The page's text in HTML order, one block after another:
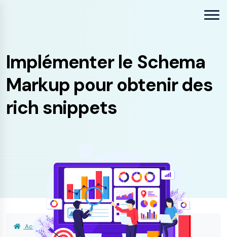
Implémenter le Schema
Markup pour obtenir des
rich snippets
Accueil
Ressources SEO